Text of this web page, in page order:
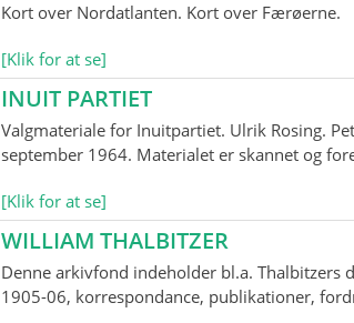
Kort over Nordatlanten. Kort over Færøerne.
[Klik for at se]
INUIT PARTIET
Valgmateriale for Inuitpartiet. Ulrik Rosing.
september 1964. Materialet er skannet og
[Klik for at se]
WILLIAM THALBITZER
Denne arkivfond indeholder bl.a. Thalbitzers
1905-06, korrespondance, publikationer,